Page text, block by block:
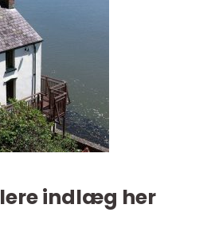
indlæg her